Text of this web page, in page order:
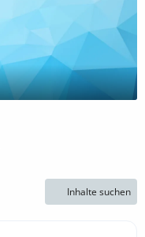
Inhalte suchen